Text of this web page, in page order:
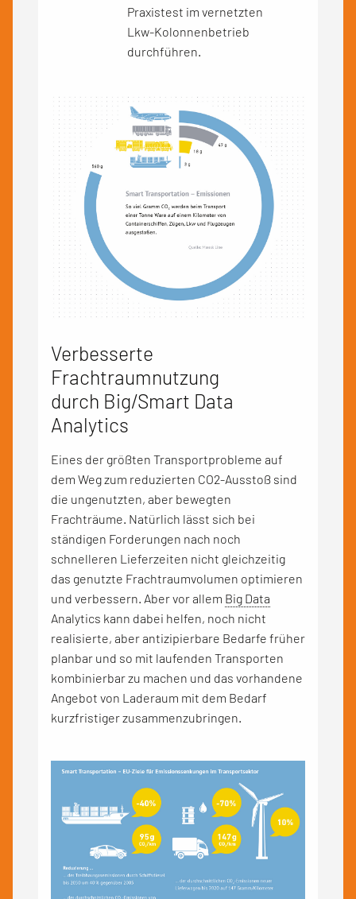
Praxistest im vernetzten
Lkw-Kolonnenbetrieb
durchführen.
Verbesserte
Frachtraumnutzung
durch Big/Smart Data
Analytics
Eines der größten Transportprobleme auf
dem Weg zum reduzierten CO2-Ausstoß sind
die ungenutzten, aber bewegten
Frachträume. Natürlich lässt sich bei
ständigen Forderungen nach noch
schnelleren Lieferzeiten nicht gleichzeitig
das genutzte Frachtraumvolumen optimieren
und verbessern. Aber vor allem Big Data
Analytics kann dabei helfen, noch nicht
realisierte, aber antizipierbare Bedarfe früher
planbar und so mit laufenden Transporten
kombinierbar zu machen und das vorhandene
Angebot von Laderaum mit dem Bedarf
kurzfristiger zusammenzubringen.